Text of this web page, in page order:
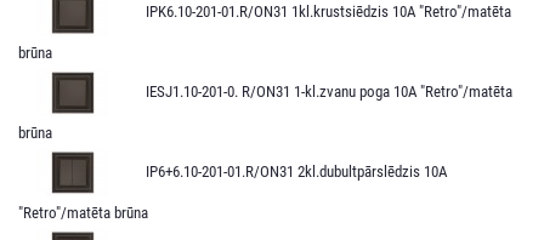
IPK6.10-201-01.R/ON31 1kl.krustsiēdzis 10A "Retro"/matēta
brūna
IESJ1.10-201-0. R/ON31 1-kl.zvanu poga 10A "Retro"/matēta
brūna
IP6+6.10-201-01.R/ON31 2kl.dubultpārslēdzis 10A
"Retro"/matēta brūna